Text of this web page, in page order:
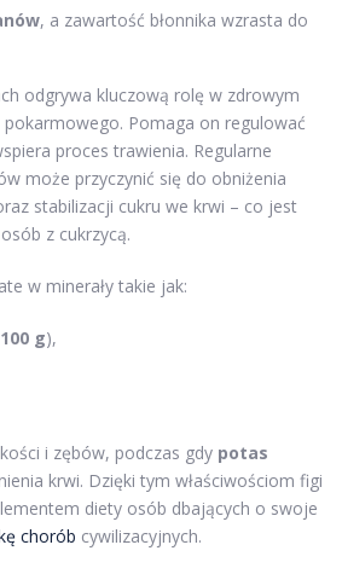
, a zawartość błonnika wzrasta do
odgrywa kluczową rolę w zdrowym
pokarmowego. Pomaga on regulować
proces trawienia. Regularne
może przyczynić się do obniżenia
stabilizacji cukru we krwi – co jest
z cukrzycą.
w minerały takie jak:
g),
i zębów, podczas gdy potas
krwi. Dzięki tym właściwościom figi
diety osób dbających o swoje
chorób cywilizacyjnych.